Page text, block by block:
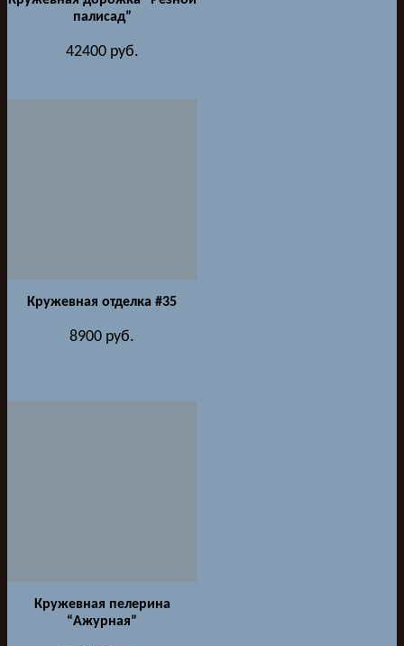
палисад”
42400руб.
Кружевная отделка #35
8900 руб.
Кружевная пелерина
“Ажурная”